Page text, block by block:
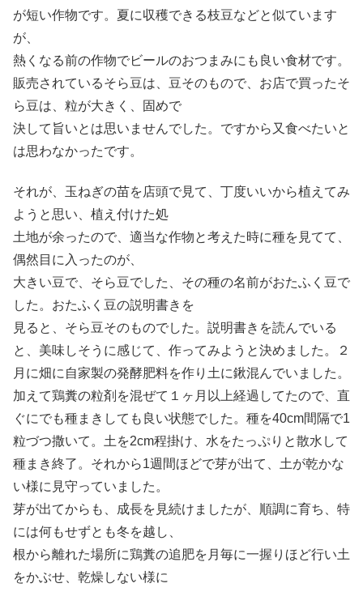
が短い作物です。夏に収穫できる枝豆などと似ています
が、
熱くなる前の作物でビールのおつまみにも良い食材です。
販売されているそら豆は、豆そのもので、お店で買ったそ
ら豆は、粒が大きく、固めで
決して旨いとは思いませんでした。ですから又食べたいと
は思わなかったです。
それが、玉ねぎの苗を店頭で見て、丁度いいから植えてみ
ようと思い、植え付けた処
土地が余ったので、適当な作物と考えた時に種を見てて、
偶然目に入ったのが、
大きい豆で、そら豆でした、その種の名前がおたふく豆で
した。おたふく豆の説明書きを
見ると、そら豆そのものでした。説明書きを読んでいる
と、美味しそうに感じて、作ってみようと決めました。２
月に畑に自家製の発酵肥料を作り土に鍬混んでいました。
加えて鶏糞の粒剤を混ぜて１ヶ月以上経過してたので、直
ぐにでも種まきしても良い状態でした。種を40cm間隔で1
粒づつ撒いて。土を2cm程掛け、水をたっぷりと散水して
種まき終了。それから1週間ほどで芽が出て、土が乾かな
い様に見守っていました。
芽が出てからも、成長を見続けましたが、順調に育ち、特
には何もせずとも冬を越し、
根から離れた場所に鶏糞の追肥を月毎に一握りほど行い土
をかぶせ、乾燥しない様に